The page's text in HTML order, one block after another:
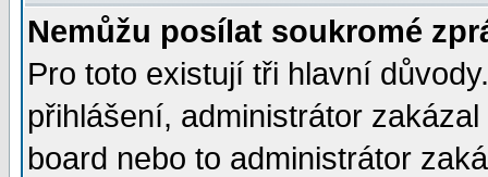
Nemůžu posílat soukromé
Pro toto existují tři hlavní
přihlášení, administrátor
board nebo to administrátor